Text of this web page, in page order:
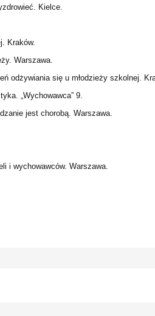
Kielce.
Kraków.
Warszawa.
odżywiania się u młodzieży szkolnej.
„Wychowawca” 9.
jest chorobą. Warszawa.
i wychowawców. Warszawa.